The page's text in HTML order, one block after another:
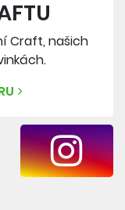
Craft, našich